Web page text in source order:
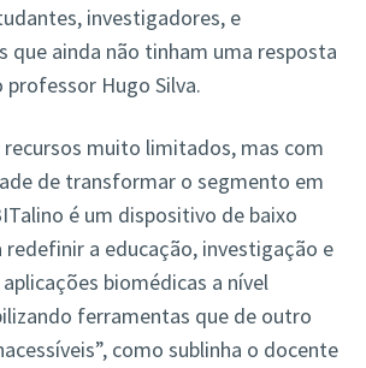
investigadores, e
que ainda não tinham uma resposta
professor Hugo Silva.
muito limitados, mas com
de transformar o segmento em
é um dispositivo de baixo
redefinir a educação, investigação e
biomédicas a nível
ferramentas que de outro
como sublinha o docente